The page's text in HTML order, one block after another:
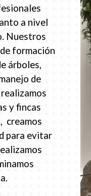
a nivel
Nuestros
formación
árboles,
de
y fincas
creamos
para evitar